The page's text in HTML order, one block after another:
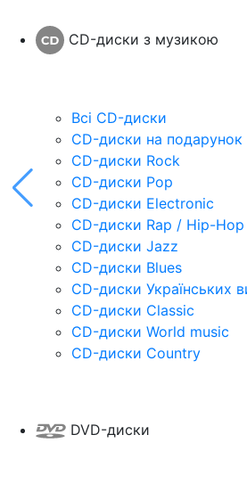
CD-диски з музикою
Всі CD-диски
CD-диски на подарунок
CD-диски Rock
CD-диски Pop
CD-диски Electronic
CD-диски Rap / Hip-Hop
CD-диски Jazz
CD-диски Blues
CD-диски Українських
CD-диски Classic
CD-диски World music
CD-диски Country
DVD-диски